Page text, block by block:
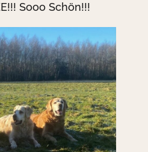
Sooo Schön!!!